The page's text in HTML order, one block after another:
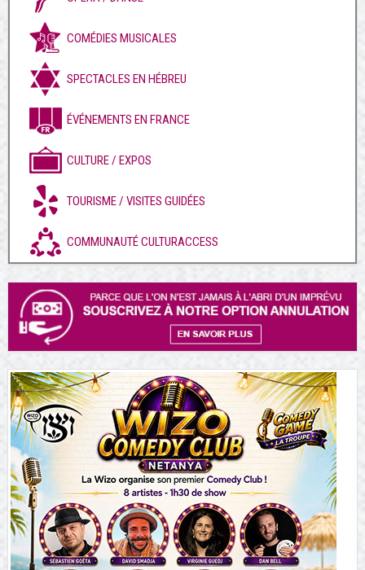
COMÉDIES MUSICALES
SPECTACLES EN HÉBREU
ÉVÉNEMENTS EN FRANCE
CULTURE / EXPOS
TOURISME / VISITES GUIDÉES
COMMUNAUTÉ CULTURACCESS